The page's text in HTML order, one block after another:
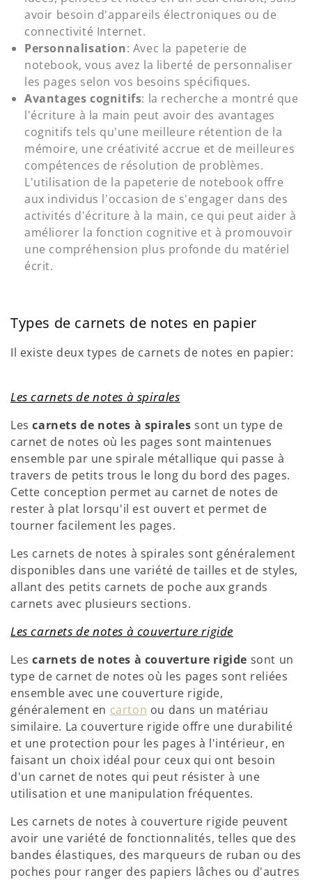
avoir besoin d'appareils électroniques ou de
connectivité Internet.
Personnalisation: Avec la papeterie de
notebook, vous avez la liberté de personnaliser
les pages selon vos besoins spécifiques.
Avantages cognitifs: la recherche a montré que
l'écriture à la main peut avoir des avantages
cognitifs tels qu'une meilleure rétention de la
mémoire, une créativité accrue et de meilleures
compétences de résolution de problèmes.
L'utilisation de la papeterie de notebook offre
aux individus l'occasion de s'engager dans des
activités d'écriture à la main, ce qui peut aider à
améliorer la fonction cognitive et à promouvoir
une compréhension plus profonde du matériel
écrit.
Types de carnets de notes en papier
Il existe deux types de carnets de notes en papier:
Les carnets de notes à spirales
Lescarnets de notes à spirales sont un type de
carnet de notes où les pages sont maintenues
ensemble par une spirale métallique qui passe à
travers de petits trous le long du bord des pages.
Cette conception permet au carnet de notes de
rester à plat lorsqu'il est ouvert et permet de
tourner facilement les pages.
Les carnets de notes à spirales sont généralement
disponibles dans une variété de tailles et de styles,
allant des petits carnets de poche aux grands
carnets avec plusieurs sections.
Les carnets de notes à couverture rigide
Lescarnets de notes à couverture rigide sont un
type de carnet de notes où les pages sont reliées
ensemble avec une couverture rigide,
généralement en carton ou dans un matériau
similaire. La couverture rigide offre une durabilité
et une protection pour les pages à l'intérieur, en
faisant un choix idéal pour ceux qui ont besoin
d'un carnet de notes qui peut résister à une
utilisation et une manipulation fréquentes.
Les carnets de notes à couverture rigide peuvent
avoir une variété de fonctionnalités, telles que des
bandes élastiques, des marqueurs de ruban ou des
poches pour ranger des papiers lâches ou d'autres